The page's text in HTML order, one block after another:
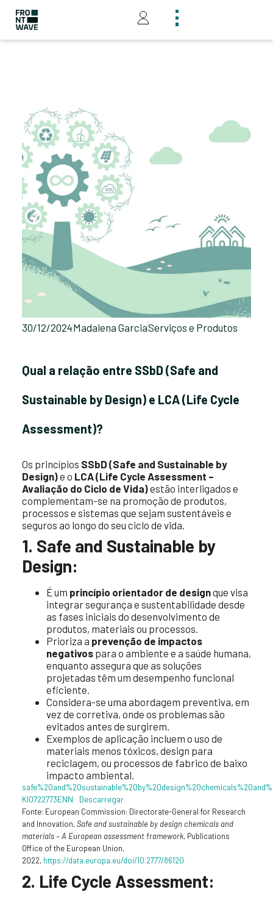
30/12/2024Madalena GarciaServiços e Produtos
Qual a relação entre SSbD (Safe and
Sustainable by Design) e LCA (Life Cycle
Assessment)?
Os princípios SSbD (Safe and Sustainable by
Design)e o LCA (Life Cycle Assessment –
Avaliação do Ciclo de Vida)estão interligados e
complementam-se na promoção de produtos,
processos e sistemas que sejam sustentáveis e
seguros ao longo do seu ciclo de vida.
1. Safe and Sustainable by
Design:
É um princípio orientador de designque visa
integrar segurança e sustentabilidade desde
as fases iniciais do desenvolvimento de
produtos, materiais ou processos.
Prioriza a prevenção de impactos
negativos para o ambiente e a saúde humana,
enquanto assegura que as soluções
projetadas têm um desempenho funcional
eficiente.
Considera-se uma abordagem preventiva, em
vez de corretiva, onde os problemas são
evitados antes de surgirem.
Exemplos de aplicação incluem o uso de
materiais menos tóxicos, design para
reciclagem, ou processos de fabrico de baixo
impacto ambiental.
KI0722773ENN
Descarregar
Fonte: European Commission: Directorate-General for Research
and Innovation,Safe and sustainable by design chemicals and
materials – A European assessment framework, Publications
Office of the European Union,
2022, https://data.europa.eu/doi/10.2777/86120
2. Life Cycle Assessment: